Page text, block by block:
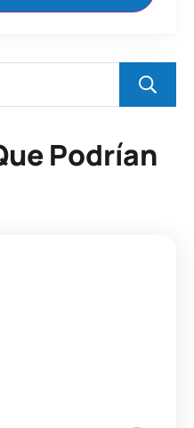
Podrían